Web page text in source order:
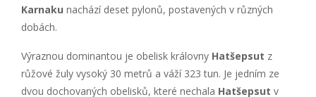
Karnaku nachází deset pylonů, postavených v různých
dobách.
Výraznou dominantou je obelisk královny Hatšepsut z
růžové žuly vysoký 30 metrů a váží 323 tun. Je jedním ze
dvou dochovaných obelisků, které nechala Hatšepsut v